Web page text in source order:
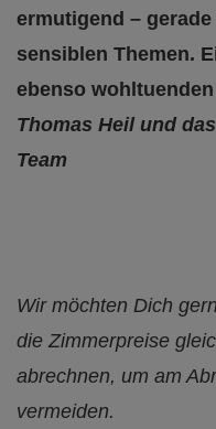
ermutigend –
sensiblen Themen.
ebenso
Thomas Heil und
Team
Wir möchten Dich
die Zimmerpreise
abrechnen, um am
vermeiden.